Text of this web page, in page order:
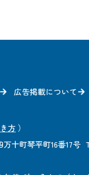
広告掲載について
方 ）
十町琴平町16番17号